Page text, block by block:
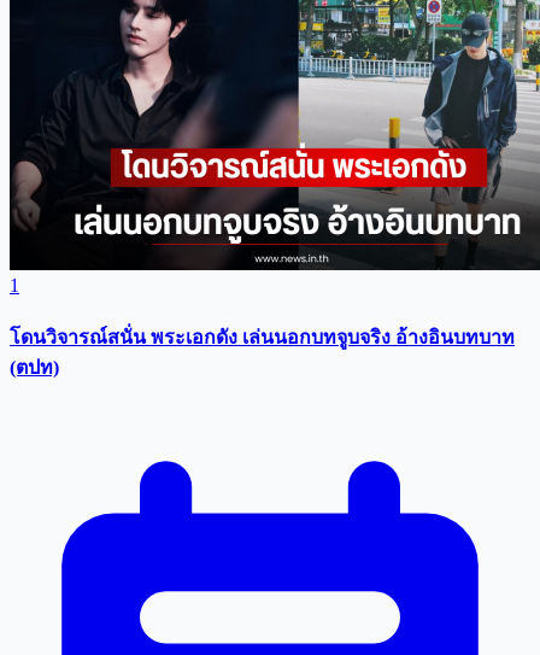
1
โดนวิจารณ์สนั่น พระเอกดัง เล่นนอกบทจูบจริง อ้างอินบทบาท
(ตปท)